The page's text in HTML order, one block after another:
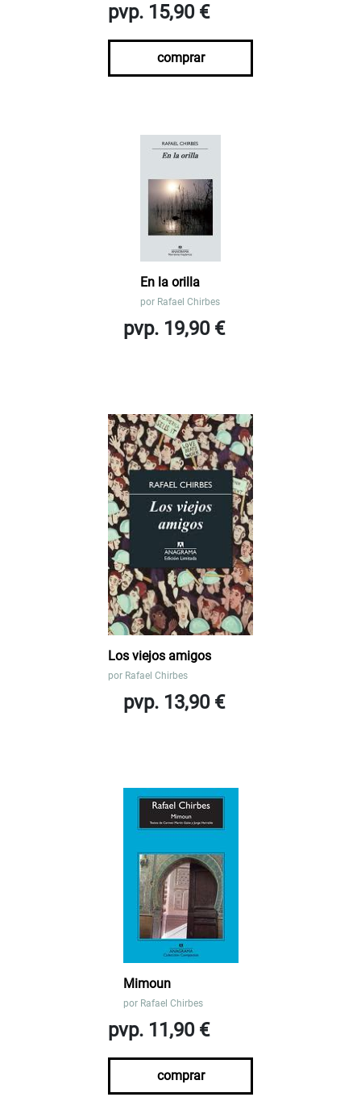
pvp. 15,90 €
comprar
En la orilla
por Rafael Chirbes
pvp. 19,90 €
Los viejos amigos
por Rafael Chirbes
pvp. 13,90 €
Mimoun
por Rafael Chirbes
pvp. 11,90 €
comprar